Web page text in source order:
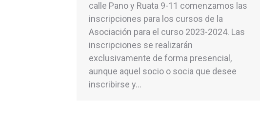
calle Pano y Ruata 9-11 comenzamos las
inscripciones para los cursos de la
Asociación para el curso 2023-2024. Las
inscripciones se realizarán
exclusivamente de forma presencial,
aunque aquel socio o socia que desee
inscribirse y…